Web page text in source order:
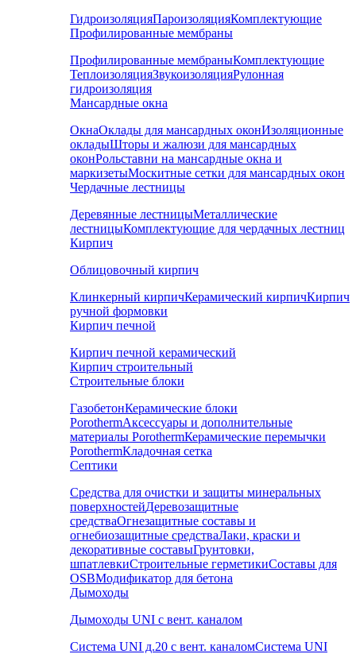
ГидроизоляцияПароизоляцияКомплектующие
Профилированные мембраны
Профилированные мембраныКомплектующие
ТеплоизоляцияЗвукоизоляцияРулонная
гидроизоляция
Мансардные окна
ОкнаОклады для мансардных оконИзоляционные
окладыШторы и жалюзи для мансардных
оконРольставни на мансардные окна и
маркизетыМоскитные сетки для мансардных окон
Чердачные лестницы
Деревянные лестницыМеталлические
лестницыКомплектующие для чердачных лестниц
Кирпич
Облицовочный кирпич
Клинкерный кирпичКерамический кирпичКирпич
ручной формовки
Кирпич печной
Кирпич печной керамический
Кирпич строительный
Строительные блоки
ГазобетонКерамические блоки
PorothermАксессуары и дополнительные
материалы PorothermКерамические перемычки
PorothermКладочная сетка
Септики
Средства для очистки и защиты минеральных
поверхностейДеревозащитные
средстваОгнезащитные составы и
огнебиозащитные средстваЛаки, краски и
декоративные составыГрунтовки,
шпатлевкиСтроительные герметикиСоставы для
OSBМодификатор для бетона
Дымоходы
Дымоходы UNI с вент. каналом
Система UNI д.20 с вент. каналомСистема UNI